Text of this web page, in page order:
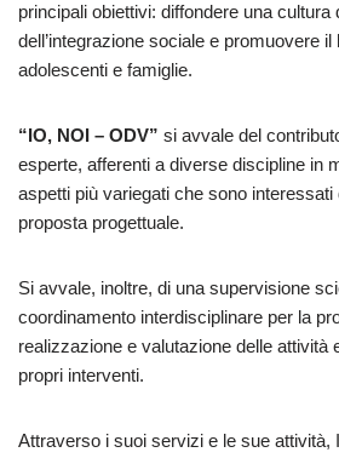
principali obiettivi: diffondere una cultura
dell’integrazione sociale e promuovere
adolescenti e famiglie.
“IO, NOI – ODV” si avvale del
esperte, afferenti a diverse discipline in
aspetti più variegati che sono interessati
proposta progettuale.
Si avvale, inoltre, di una supervisione
coordinamento interdisciplinare per la
realizzazione e valutazione delle attività
propri interventi.
Attraverso i suoi servizi e le sue attività,